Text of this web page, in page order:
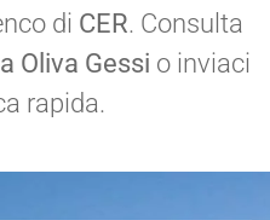
di CER. Consulta
Oliva Gessi o inviaci
rapida.